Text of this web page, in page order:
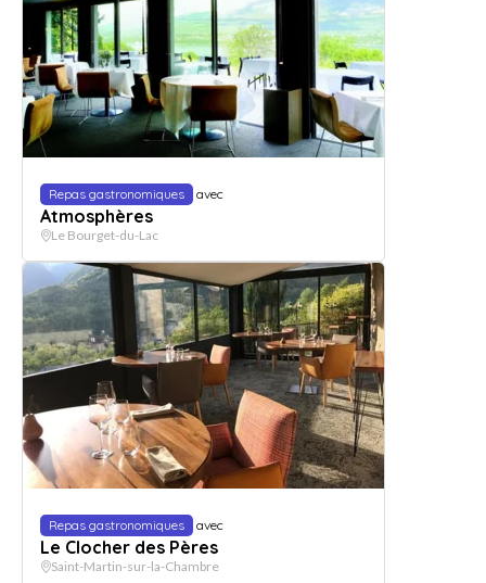
Repas gastronomiques avec
Atmosphères
Le Bourget-du-Lac
Repas gastronomiques avec
Le Clocher des Pères
Saint-Martin-sur-la-Chambre